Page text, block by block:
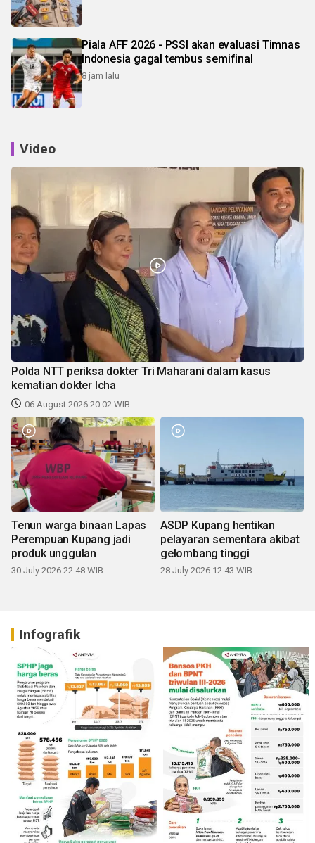
Piala AFF 2026 - PSSI akan evaluasi Timnas
Indonesia gagal tembus semifinal
8 jam lalu
Video
Polda NTT periksa dokter Tri Maharani dalam kasus
kematian dokter Icha
06 August 2026 20:02 WIB
Tenun warga binaan Lapas
Perempuan Kupang jadi
produk unggulan
30 July 2026 22:48 WIB
ASDP Kupang hentikan
pelayaran sementara akibat
gelombang tinggi
28 July 2026 12:43 WIB
Infografik